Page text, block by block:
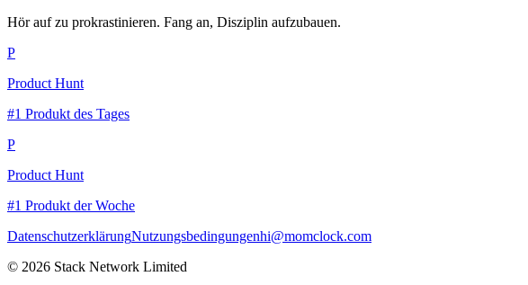
Hör auf zu prokrastinieren. Fang an, Disziplin aufzubauen.
P
Product Hunt
#1 Produkt des Tages
P
Product Hunt
#1 Produkt der Woche
DatenschutzerklärungNutzungsbedingungenhi@momclock.com
© 2026 Stack Network Limited